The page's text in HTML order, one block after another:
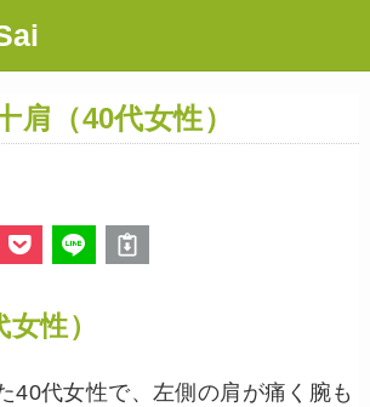
肩（40代女性）
性）
40代女性で、左側の肩が痛く腕も